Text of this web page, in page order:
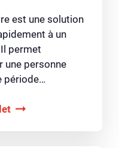
est une solution
à un
permet
une personne
période…